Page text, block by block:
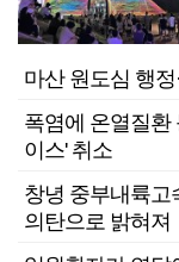
마산 원도심 행
폭염에 온열질환
이스' 취소
창녕 중부내륙
의탄으로 밝혀져